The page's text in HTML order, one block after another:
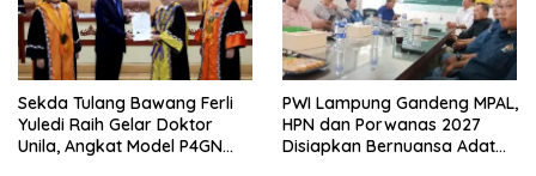
Sekda Tulang Bawang Ferli
Yuledi Raih Gelar Doktor
Unila, Angkat Model P4GN
PWI Lampung Gandeng MPAL,
HPN dan Porwanas 2027
Disiapkan Bernuansa Adat